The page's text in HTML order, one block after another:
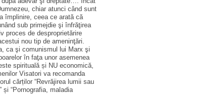
chiar atunci când sunt
împlinire, ceea ce arată că
sub primejdie şi înfrăţirea
proces de desproprietărire
nou tip de ameninţări.
ca şi comunismul lui Marx şi
în faţa unor asemenea
spirituală și NU economică,
Visatori va recomanda
cărților “Revrăjirea lumii sau
“Pornografia, maladia